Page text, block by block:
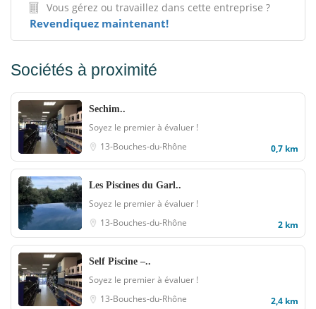
Vous gérez ou travaillez dans cette entreprise ?
Revendiquez maintenant!
Sociétés à proximité
Sechim..
Soyez le premier à évaluer !
13-Bouches-du-Rhône
0,7 km
Les Piscines du Garl..
Soyez le premier à évaluer !
13-Bouches-du-Rhône
2 km
Self Piscine –..
Soyez le premier à évaluer !
13-Bouches-du-Rhône
2,4 km